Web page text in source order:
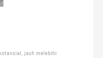
jauh melebihi